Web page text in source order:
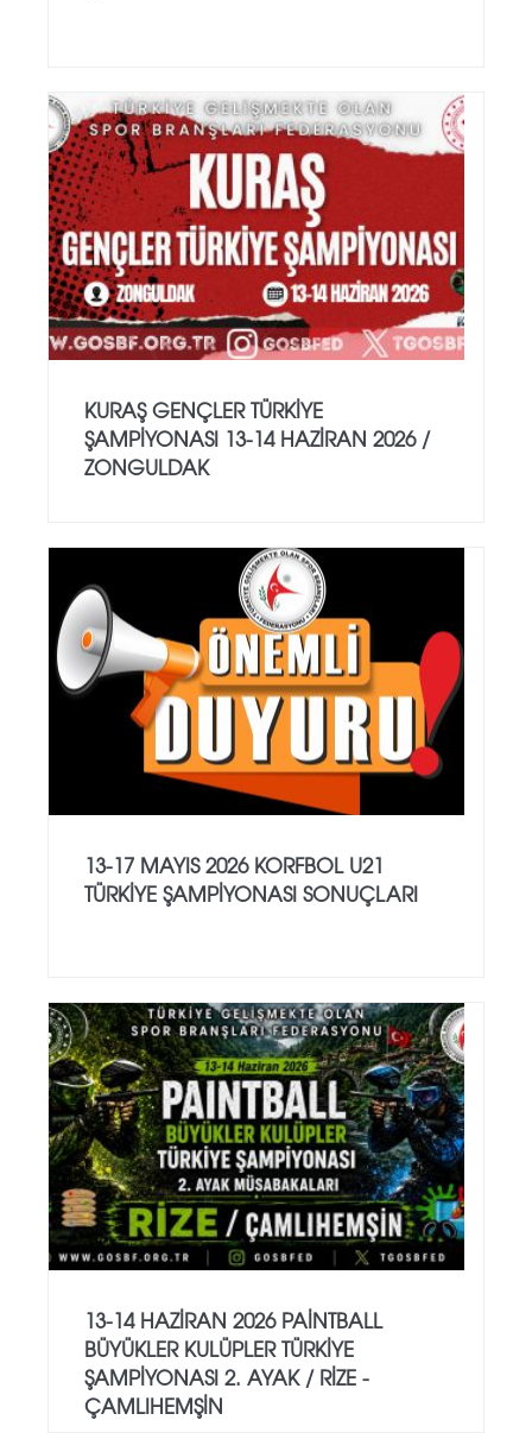
KURAŞ GENÇLER TÜRKİYE
ŞAMPİYONASI 13-14 HAZİRAN 2026 /
ZONGULDAK
13-17 MAYIS 2026 KORFBOL U21
TÜRKİYE ŞAMPİYONASI SONUÇLARI
13-14 HAZİRAN 2026 PAİNTBALL
BÜYÜKLER KULÜPLER TÜRKİYE
ŞAMPİYONASI 2. AYAK / RİZE -
ÇAMLIHEMŞİN